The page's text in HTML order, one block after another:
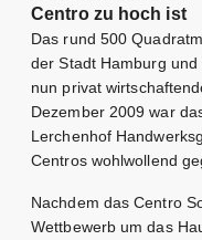
Centro zu hoch ist
Das rund 500
der Stadt Hamburg und
nun privat
Dezember 2009 war
Lerchenhof
Centros wohlwollend
Nachdem das Centro
Wettbewerb um das